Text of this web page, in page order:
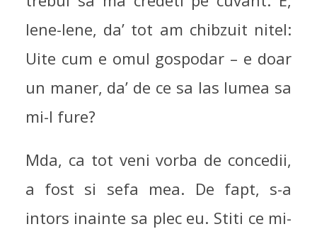
lene-lene, da’ tot am chibzuit nitel:
Uite cum e omul gospodar – e doar
un maner, da’ de ce sa las lumea sa
mi-l fure?
Mda, ca tot veni vorba de concedii,
a fost si sefa mea. De fapt, s-a
intors inainte sa plec eu. Stiti ce mi-